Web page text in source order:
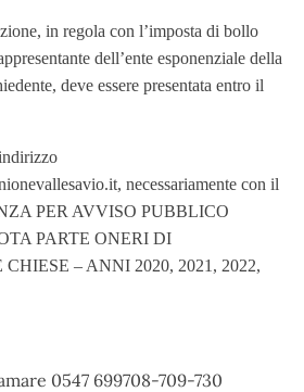
in regola con l’imposta di bollo
dell’ente esponenziale della
deve essere presentata entro il
necessariamente con il
PER AVVISO PUBBLICO
PARTE ONERI DI
– ANNI 2020, 2021, 2022,
0547 699708-709-730